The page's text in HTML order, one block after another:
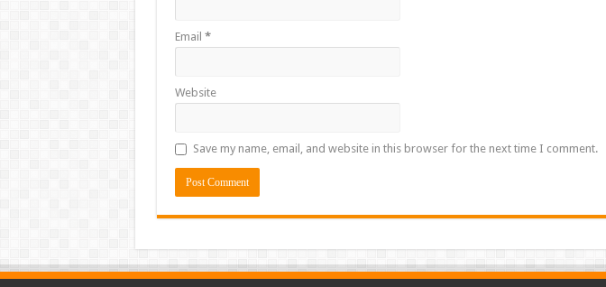
Email *
Website
Save my name, email, and website in this browser for the next time I comment.